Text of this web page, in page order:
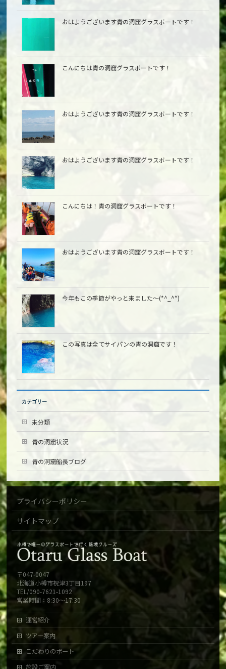
おはようございます青の洞窟グラスボートです！
こんにちは青の洞窟グラスボートです！
おはようございます青の洞窟グラスボートです！
おはようございます青の洞窟グラスボートです！
こんにちは︎！青の洞窟グラスボートです！
おはようございます青の洞窟グラスボートです！
今年もこの季節がやっと来ました〜(*^_^*)
この写真は全てサイパンの青の洞窟です！
カテゴリー
未分類
青の洞窟状況
青の洞窟船長ブログ
プライバシーポリシー
サイトマップ
〒047-0047
北海道小樽市祝津3丁目197
TEL/090-7621-1092
営業時間：8:30～17:30
運営紹介
ツアー案内
こだわりのボート
施設ご案内